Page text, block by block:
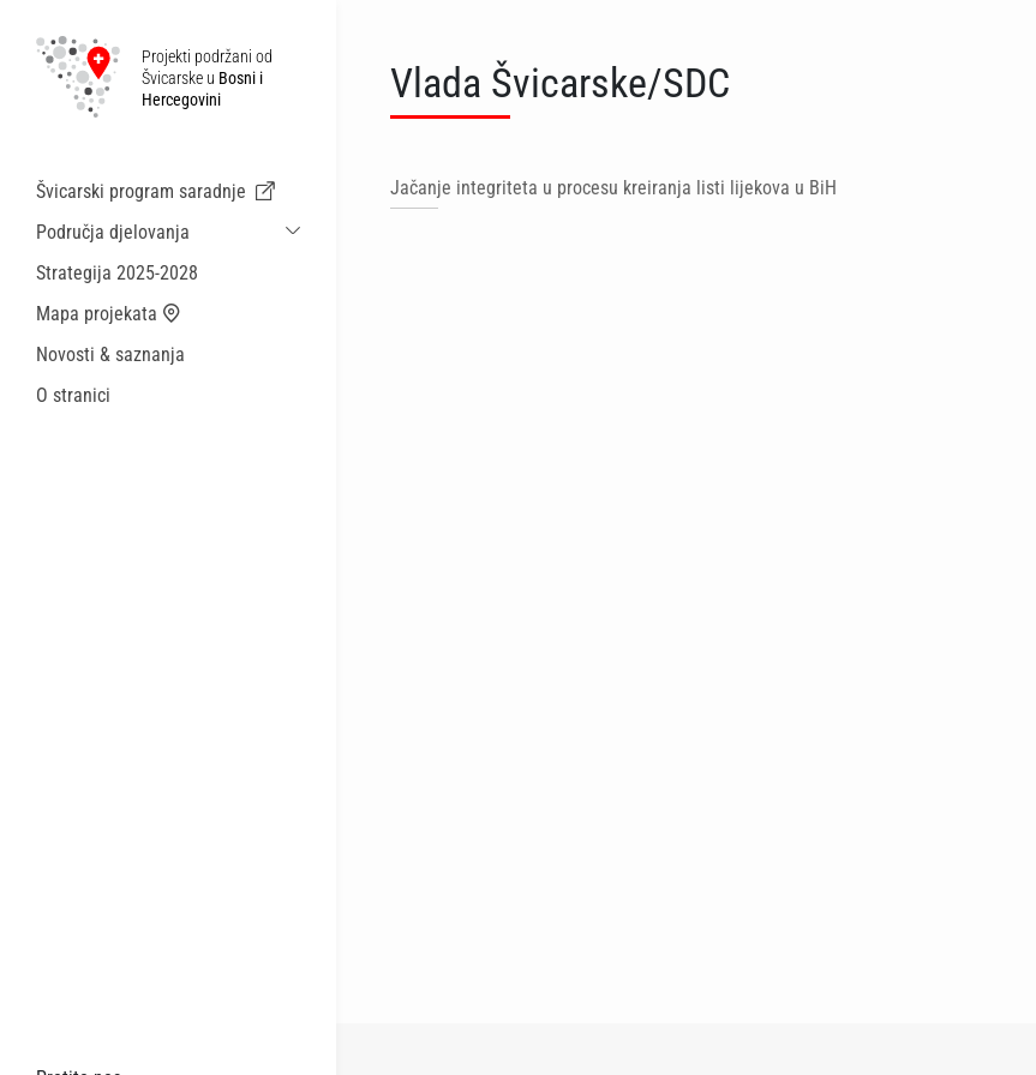
Projekti podržani od
Švicarske u Bosni i
Hercegovini
Švicarski program saradnje
Područja djelovanja
Održiva ekonomska saradnja i migracije
Strategija 2025-2028
Mapa projekata
Novosti & saznanja
O stranici
Vlada Švicarske/SDC
Jačanje integriteta u procesu kreiranja listi lijekova u BiH